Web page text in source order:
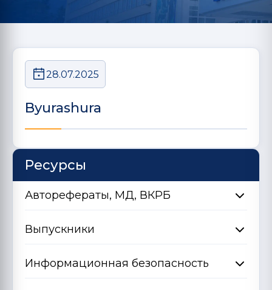
28.07.2025
Byurashura
Ресурсы
Авторефераты, МД, ВКРБ
Выпускники
Информационная безопасность